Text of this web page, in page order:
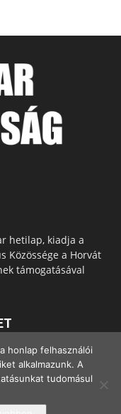
hetilap, kiadja a
Közössége a Horvát
támogatásával
honlap felhasználói
alkalmazunk. A
tudomásul